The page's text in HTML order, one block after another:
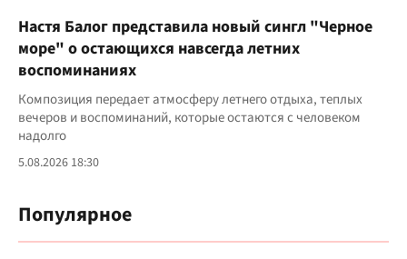
Настя Балог представила новый сингл "Черное
море" о остающихся навсегда летних
воспоминаниях
Композиция передает атмосферу летнего отдыха, теплых
вечеров и воспоминаний, которые остаются с человеком
надолго
5.08.2026 18:30
Популярное